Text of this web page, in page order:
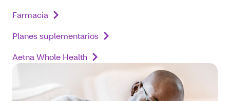
Farmacia
Planes suplementarios
Aetna Whole Health